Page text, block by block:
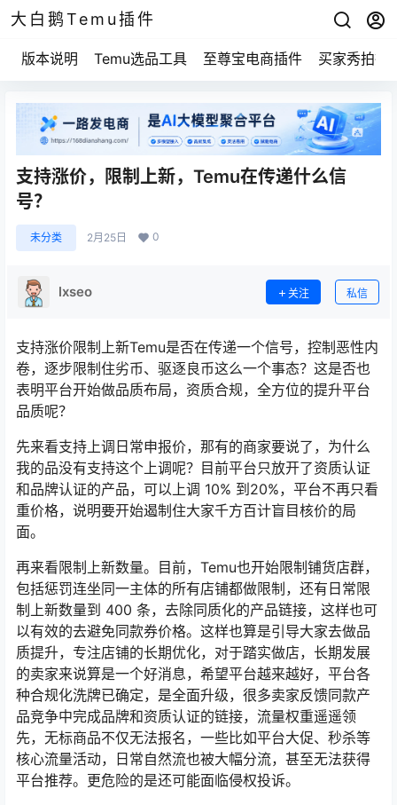
大白鹅Temu插件
版本说明 Temu选品工具 至尊宝电商插件 买家秀拍摄
支持涨价，限制上新，Temu在传递什么信
号？
未分类 2月25日 0
lxseo 关注 私信
支持涨价限制上新Temu是否在传递一个信号，控制恶性内
卷，逐步限制住劣币、驱逐良币这么一个事态？这是否也
表明平台开始做品质布局，资质合规，全方位的提升平台
品质呢？
先来看支持上调日常申报价，那有的商家要说了，为什么
我的品没有支持这个上调呢？目前平台只放开了资质认证
和品牌认证的产品，可以上调 10% 到20%，平台不再只看
重价格，说明要开始遏制住大家千方百计盲目核价的局
面。
再来看限制上新数量。目前，Temu也开始限制铺货店群，
包括惩罚连坐同一主体的所有店铺都做限制，还有日常限
制上新数量到 400 条，去除同质化的产品链接，这样也可
以有效的去避免同款券价格。这样也算是引导大家去做品
质提升，专注店铺的长期优化，对于踏实做店，长期发展
的卖家来说算是一个好消息，希望平台越来越好，平台各
种合规化洗牌已确定，是全面升级，很多卖家反馈同款产
品竞争中完成品牌和资质认证的链接，流量权重遥遥领
先，无标商品不仅无法报名，一些比如平台大促、秒杀等
核心流量活动，日常自然流也被大幅分流，甚至无法获得
平台推荐。更危险的是还可能面临侵权投诉。